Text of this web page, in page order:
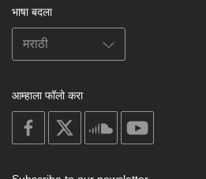
भाषा बदला
आम्हाला फॉलो करा
on
facebook
soundcloud